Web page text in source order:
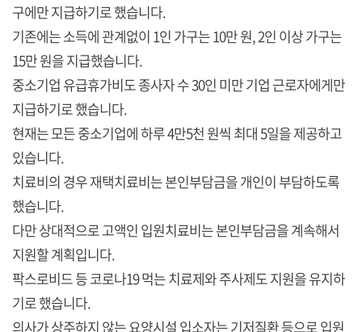
구에만 지급하기로 했습니다.
기존에는 소득에 관계없이 1인 가구는 10만 원, 2인 이상 가구는
15만 원을 지급했습니다.
중소기업 유급휴가비도 종사자 수 30인 미만 기업 근로자에게만
지급하기로 했습니다.
현재는 모든 중소기업에 하루 4만5천 원씩 최대 5일을 제공하고
있습니다.
치료비의 경우 재택치료비는 본인부담금을 개인이 부담하도록
했습니다.
다만 상대적으로 고액인 입원치료비는 본인부담금을 계속해서
지원할 계획입니다.
팍스로비드 등 코로나19 먹는 치료제와 주사제도 지원을 유지하
기로 했습니다.
의사가 상주하지 않는 요양시설 입소자는 기저질환 등으로 입원